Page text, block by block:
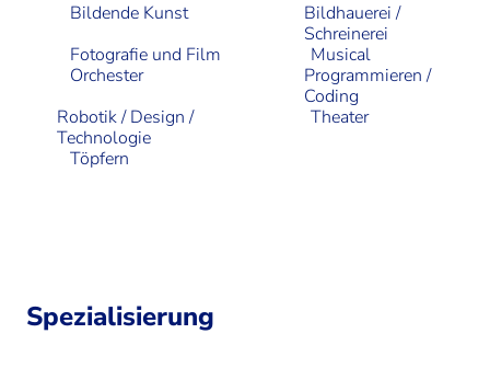
Bildende Kunst
Bildhauerei /
Schreinerei
Fotografie und Film
Musical
Orchester
Programmieren /
Coding
Robotik / Design /
Technologie
Theater
Töpfern
Spezialisierung